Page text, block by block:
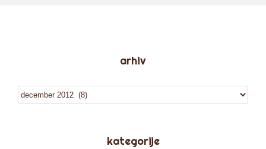
arhiv
arhiv
kategorije